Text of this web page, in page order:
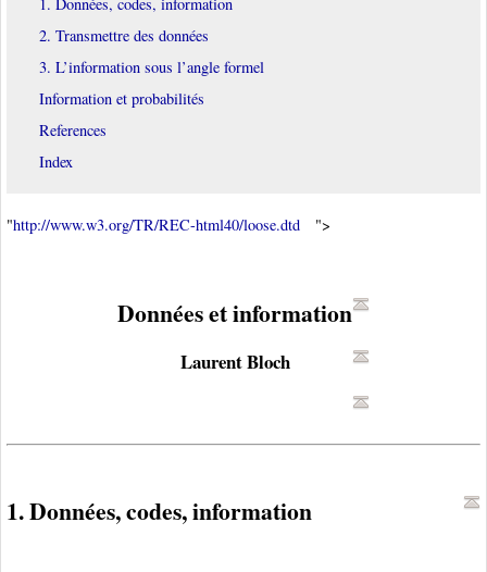
2. Transmettre des données
3. L’information sous l’angle formel
Information et probabilités
References
Index
"http://www.w3.org/TR/REC-html40/loose.dtd ">
Données et information
Laurent Bloch
1. Données, codes, information